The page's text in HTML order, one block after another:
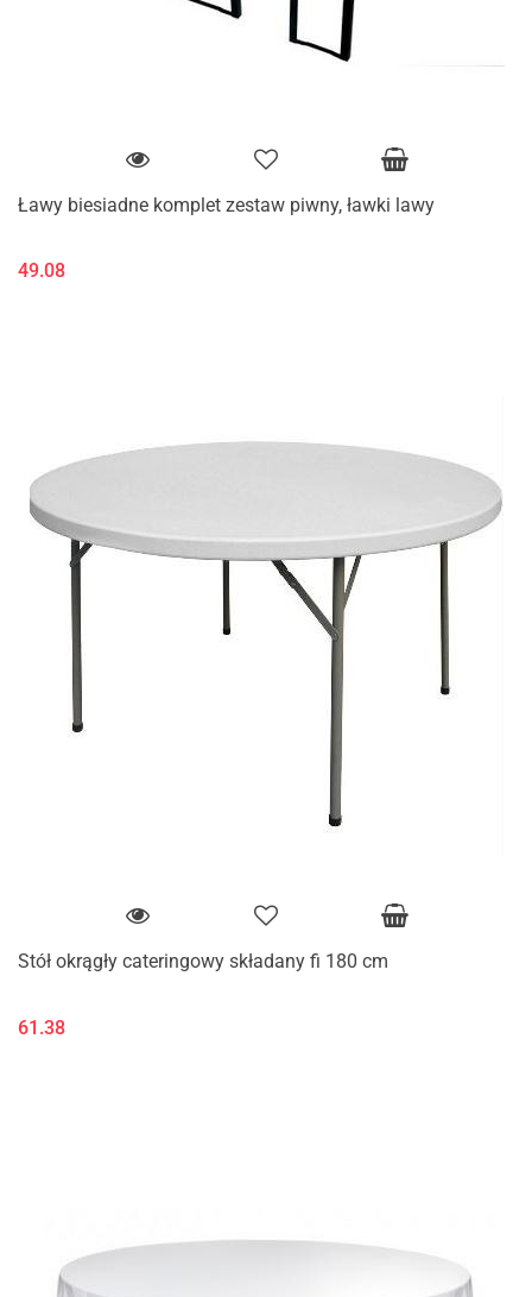
Ławy biesiadne komplet zestaw piwny, ławki lawy
49.08
Stół okrągły cateringowy składany fi 180 cm
61.38